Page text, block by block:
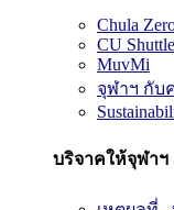
Chula
CU
MuvMi
จุฬาฯ กับ
บริจาคให้จุฬาฯ